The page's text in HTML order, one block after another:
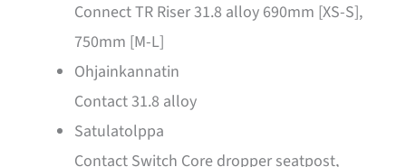
Connect TR Riser 31.8 alloy 690mm [XS-S],
750mm [M-L]
Ohjainkannatin
Contact 31.8 alloy
Satulatolppa
Contact Switch Core dropper seatpost,